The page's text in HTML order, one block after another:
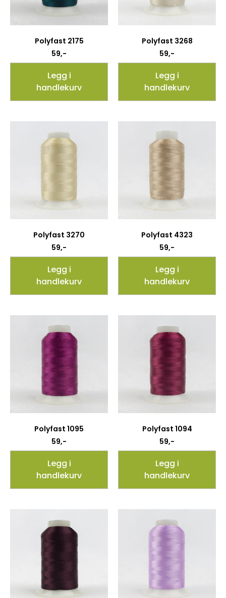
Polyfast 2175
59,-
Legg i
handlekurv
Polyfast 3268
59,-
Legg i
handlekurv
Polyfast 3270
59,-
Legg i
handlekurv
Polyfast 4323
59,-
Legg i
handlekurv
Polyfast 1095
59,-
Legg i
handlekurv
Polyfast 1094
59,-
Legg i
handlekurv